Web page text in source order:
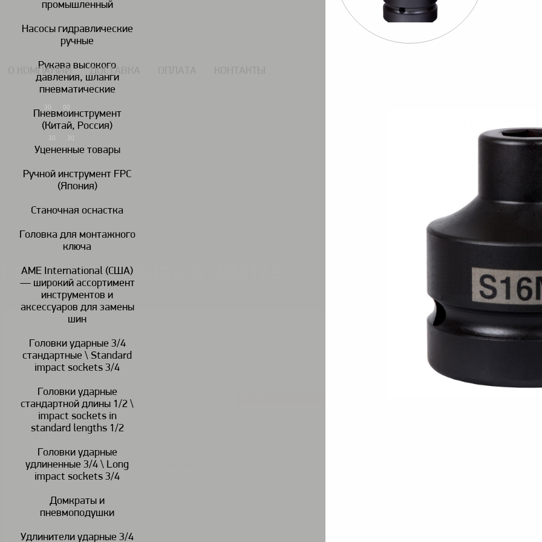
117434, г. Москва, Дмитровское шоссе 13, пом. 7 ЖК Дыхание.
промышленный
Насосы гидравлические
ручные
Рукава высокого
давления, шланги
пневматические
Пневмоинструмент
(Китай, Россия)
Уцененные товары
Ручной инструмент FPC
(Япония)
Станочная оснастка
Головка для монтажного
ключа
AME International (США)
— широкий ассортимент
инструментов и
аксессуаров для замены
шин
Головки ударные 3/4
стандартные \ Standard
impact sockets 3/4
Головки ударные
стандартной длины 1/2 \
impact sockets in
standard lengths 1/2
Головки ударные
удлиненные 3/4 \ Long
impact sockets 3/4
Домкраты и
пневмоподушки
Удлинители ударные 3/4
(495) 924-55-33
Пн-Чт: 0930-18 00
(495) 924-55-30
30 30
Гайковереты
пневматические
Головки ударные / удлинители/шарниры/переходники Головки ударные шестигранные
Головка ударная S16M1/2"
В наличии Цена по
>
Головка ударная шестигранная, дюймовая S16M1/2"
О КОМПАНИИ ДОСТАВКА